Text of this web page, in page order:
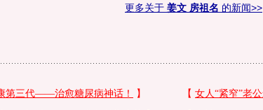
更多关于 姜文 房祖名 的新闻>>